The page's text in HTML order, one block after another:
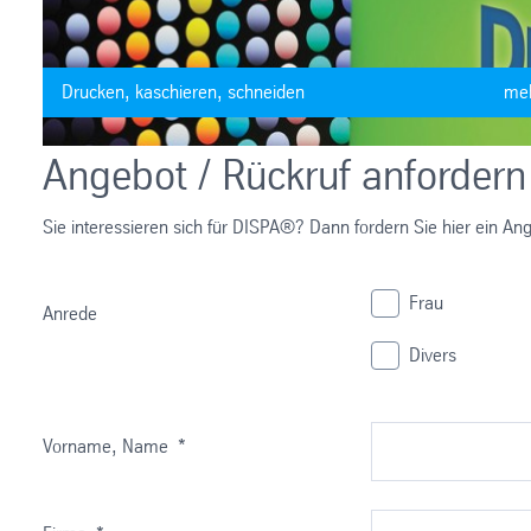
Drucken, kaschieren, schneiden
Dank der einfachen Verarbeitungsmöglichkeiten ist die Arbeit
effizient und schnell.
Angebot / Rückruf anfordern
Sie interessieren sich für DISPA®? Dann fordern Sie hier ein
Anrede Frau
Divers
Vorname, Name *